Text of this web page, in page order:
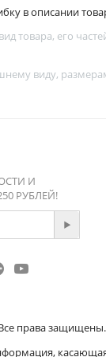
в описании
товара, его
виду,
И
РУБЛЕЙ!
права защищены.